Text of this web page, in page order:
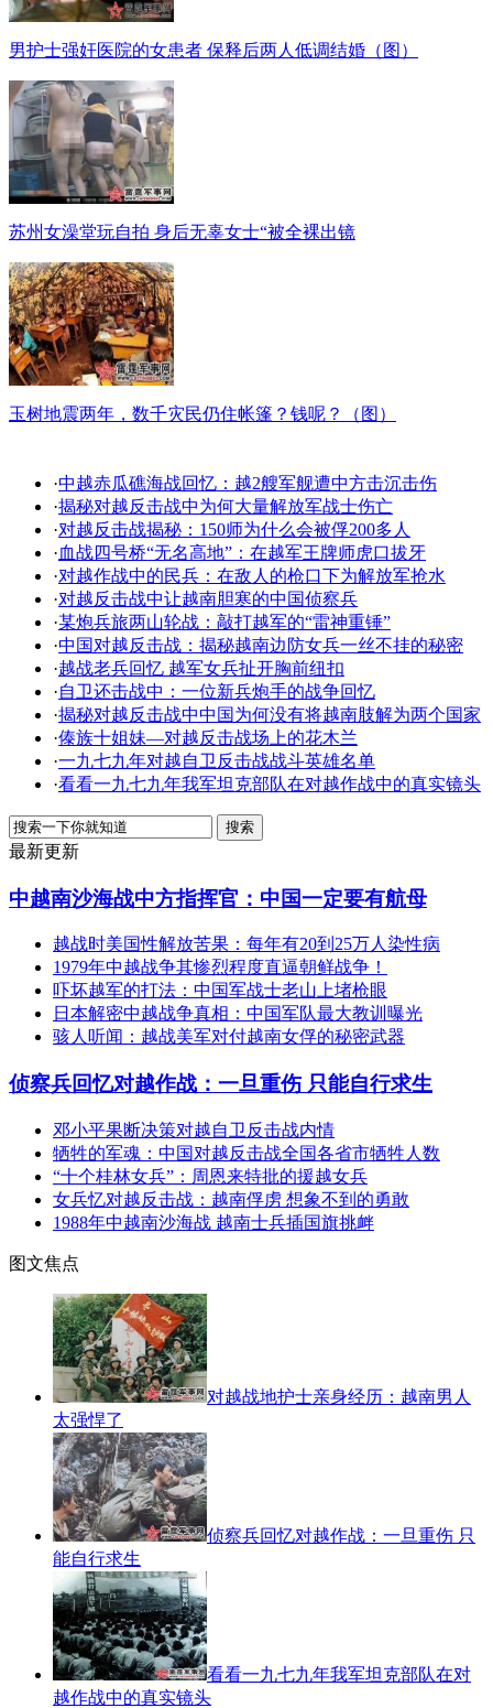
男护士强奸医院的女患者 保释后两人低调结婚（图）
苏州女澡堂玩自拍 身后无辜女士“被全裸出镜
玉树地震两年，数千灾民仍住帐篷？钱呢？（图）
·中越赤瓜礁海战回忆：越2艘军舰遭中方击沉击伤
·揭秘对越反击战中为何大量解放军战士伤亡
·对越反击战揭秘：150师为什么会被俘200多人
·血战四号桥“无名高地”：在越军王牌师虎口拔牙
·对越作战中的民兵：在敌人的枪口下为解放军抢水
·对越反击战中让越南胆寒的中国侦察兵
·某炮兵旅两山轮战：敲打越军的“雷神重锤”
·中国对越反击战：揭秘越南边防女兵一丝不挂的秘密
·越战老兵回忆 越军女兵扯开胸前纽扣
·自卫还击战中：一位新兵炮手的战争回忆
·揭秘对越反击战中中国为何没有将越南肢解为两个国家
·傣族十姐妹—对越反击战场上的花木兰
·一九七九年对越自卫反击战战斗英雄名单
·看看一九七九年我军坦克部队在对越作战中的真实镜头
最新更新
中越南沙海战中方指挥官：中国一定要有航母
越战时美国性解放苦果：每年有20到25万人染性病
1979年中越战争其惨烈程度直逼朝鲜战争！
吓坏越军的打法：中国军战士老山上堵枪眼
日本解密中越战争真相：中国军队最大教训曝光
骇人听闻：越战美军对付越南女俘的秘密武器
侦察兵回忆对越作战：一旦重伤 只能自行求生
邓小平果断决策对越自卫反击战内情
牺牲的军魂：中国对越反击战全国各省市牺牲人数
“十个桂林女兵”：周恩来特批的援越女兵
女兵忆对越反击战：越南俘虏 想象不到的勇敢
1988年中越南沙海战 越南士兵插国旗挑衅
图文焦点
对越战地护士亲身经历：越南男人
太强悍了
侦察兵回忆对越作战：一旦重伤 只
能自行求生
看看一九七九年我军坦克部队在对
越作战中的真实镜头